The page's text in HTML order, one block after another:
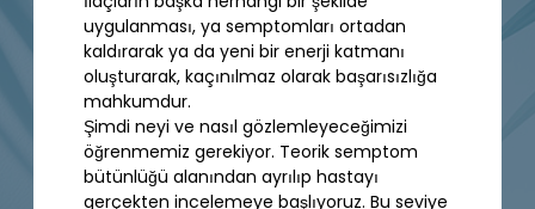
uygulanması, ya semptomları ortadan
kaldırarak ya da yeni bir enerji katmanı
oluşturarak, kaçınılmaz olarak başarısızlığa
mahkumdur.
Şimdi neyi ve nasıl gözlemleyeceğimizi
öğrenmemiz gerekiyor. Teorik semptom
bütünlüğü alanından ayrılıp hastayı
gerçekten incelemeye başlıyoruz. Bu seviye